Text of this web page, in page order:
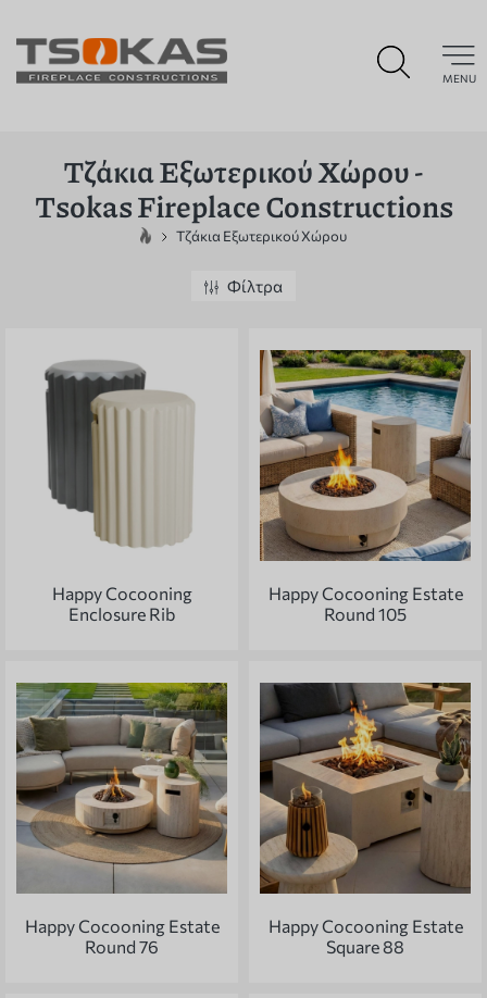
MENU
Τζάκια Εξωτερικού Χώρου -
Tsokas Fireplace Constructions
Τζάκια Εξωτερικού Χώρου
Φίλτρα
Happy Cocooning
Enclosure Rib
Happy Cocooning Estate
Round 105
Happy Cocooning Estate
Round 76
Happy Cocooning Estate
Square 88